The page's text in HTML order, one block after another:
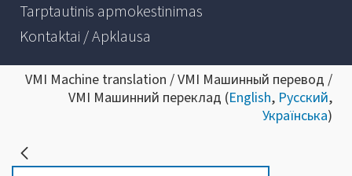
Tarptautinis apmokestinimas
Kontaktai / Apklausa
VMI Machine translation / VMI Машинный перевод /
VMI Машинний переклад (English, Русский,
Українська)